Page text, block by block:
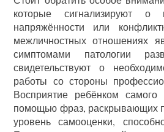
которые сигнализируют
напряжённости или
межличностных отношениях
симптомами патологии
свидетельствуют о
работы со стороны
Восприятие ребёнком самого
помощью фраз, раскрывающих
уровень самооценки,